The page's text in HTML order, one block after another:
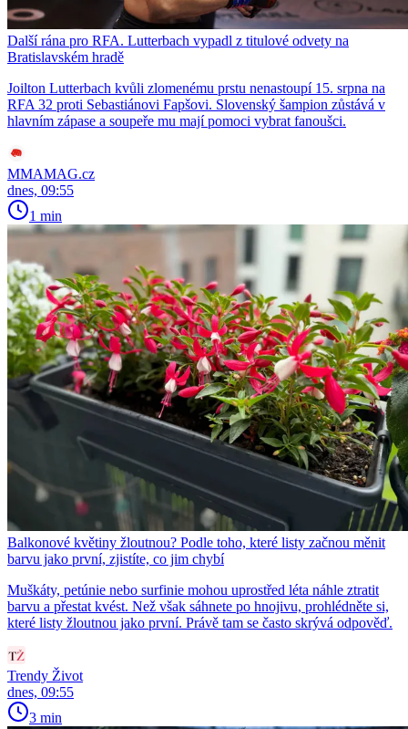
Další rána pro RFA. Lutterbach vypadl z titulové odvety na
Bratislavském hradě
Joilton Lutterbach kvůli zlomenému prstu nenastoupí 15. srpna na
RFA 32 proti Sebastiánovi Fapšovi. Slovenský šampion zůstává v
hlavním zápase a soupeře mu mají pomoci vybrat fanoušci.
MMAMAG.cz
dnes, 09:55
1 min
Balkonové květiny žloutnou? Podle toho, které listy začnou měnit
barvu jako první, zjistíte, co jim chybí
Muškáty, petúnie nebo surfinie mohou uprostřed léta náhle ztratit
barvu a přestat kvést. Než však sáhnete po hnojivu, prohlédněte si,
které listy žloutnou jako první. Právě tam se často skrývá odpověď.
Trendy Život
dnes, 09:55
3 min